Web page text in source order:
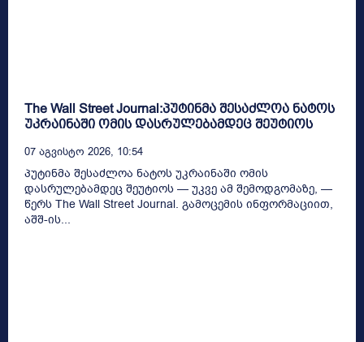
The Wall Street Journal:პუტინმა შესაძლოა ნატოს
უკრაინაში ომის დასრულებამდეც შეუტიოს
07 Აგვისტო 2026, 10:54
პუტინმა შესაძლოა ნატოს უკრაინაში ომის
დასრულებამდეც შეუტიოს — უკვე ამ შემოდგომაზე, —
წერს The Wall Street Journal. გამოცემის ინფორმაციით,
აშშ-ის...